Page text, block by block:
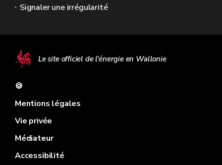
Signaler une irrégularité
Le site officiel de l'énergie en Wallonie
🍪
Mentions légales
Vie privée
Médiateur
Accessibilité